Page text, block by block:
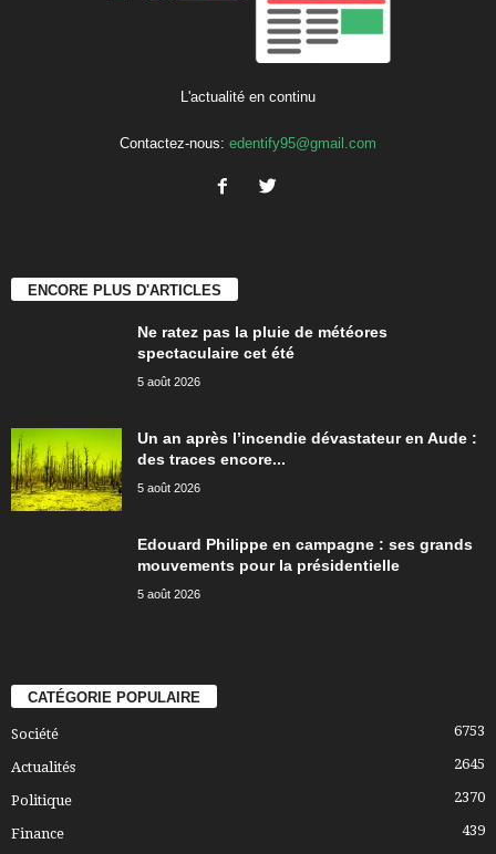
L'actualité en continu
Contactez-nous: edentify95@gmail.com
ENCORE PLUS D'ARTICLES
Ne ratez pas la pluie de météores
spectaculaire cet été
5 août 2026
Un an après l’incendie dévastateur en Aude :
des traces encore...
5 août 2026
Edouard Philippe en campagne : ses grands
mouvements pour la présidentielle
5 août 2026
CATÉGORIE POPULAIRE
Société 6753
Actualités 2645
Politique 2370
Finance 439